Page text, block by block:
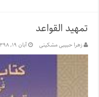
تمهید القواعد
زهرا حبیبی مشکینی آبان ۱۹, ۱۳۹۸